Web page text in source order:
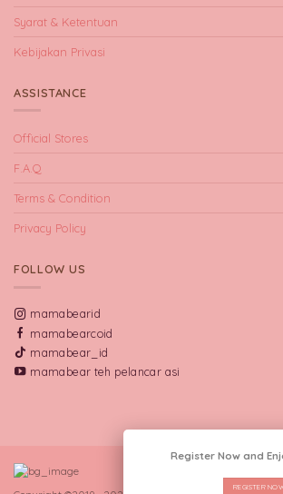
Syarat & Ketentuan
Kebijakan Privasi
ASSISTANCE
Official Stores
F.A.Q
Terms & Condition
Privacy Policy
FOLLOW US
mamabearid
mamabearcoid
mamabear_id
mamabear teh pelancar asi
Register Now and
REGISTER